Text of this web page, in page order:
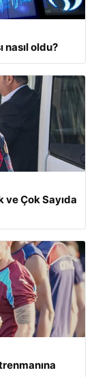
nasıl oldu?
ve Çok Sayıda